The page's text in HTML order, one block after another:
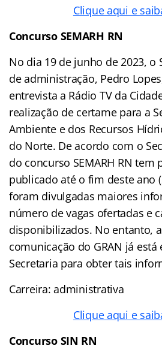
Clique aqui e
Concurso SEMARH RN
No dia 19 de junho de 2023, o
de administração, Pedro
entrevista a Rádio TV da
realização de certame para a
Ambiente e dos Recursos
do Norte. De acordo com o
do concurso SEMARH RN tem
publicado até o fim deste ano
foram divulgadas maiores
número de vagas ofertadas e
disponibilizados. No entanto,
comunicação do GRAN já
Secretaria para obter tais
Carreira: administrativa
Clique aqui e
Concurso SIN RN